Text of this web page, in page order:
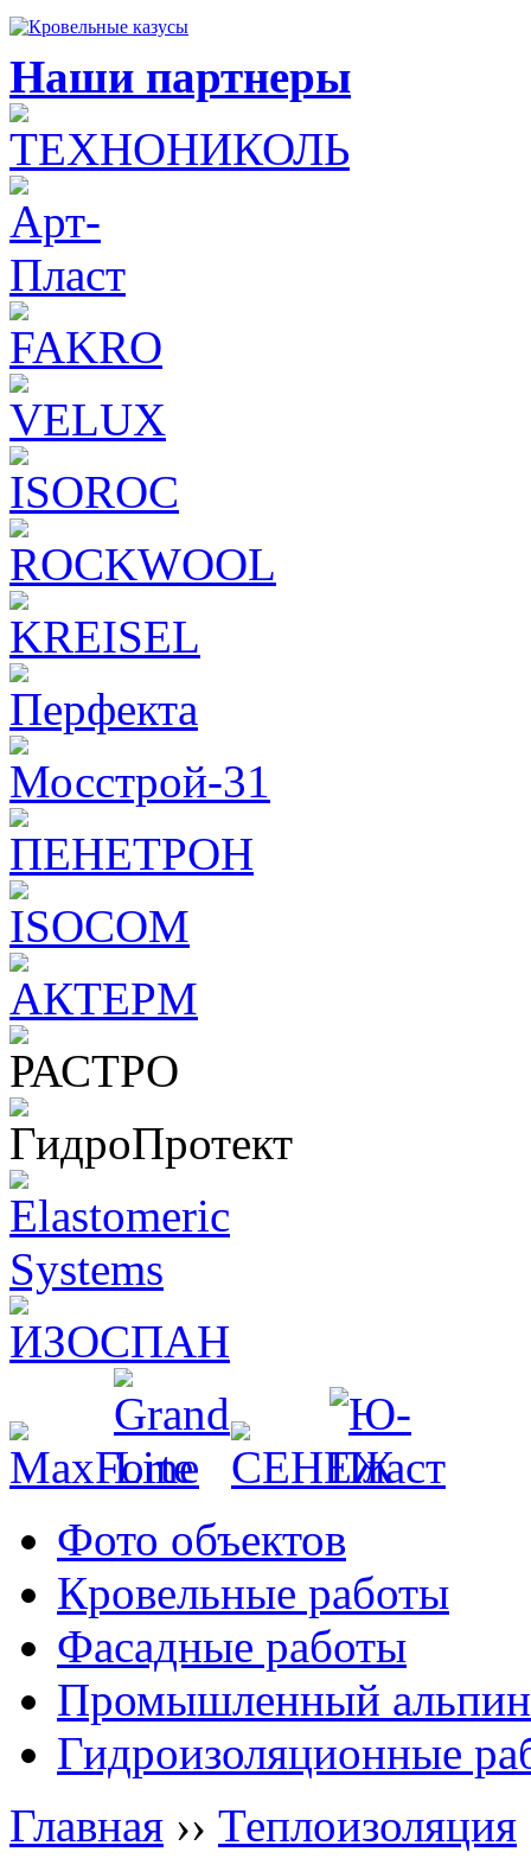
Наши партнеры
Фото объектов
Кровельные работы
Фасадные работы
Промышленный
Гидроизоляционные
Главная ›› Теплоизоляция